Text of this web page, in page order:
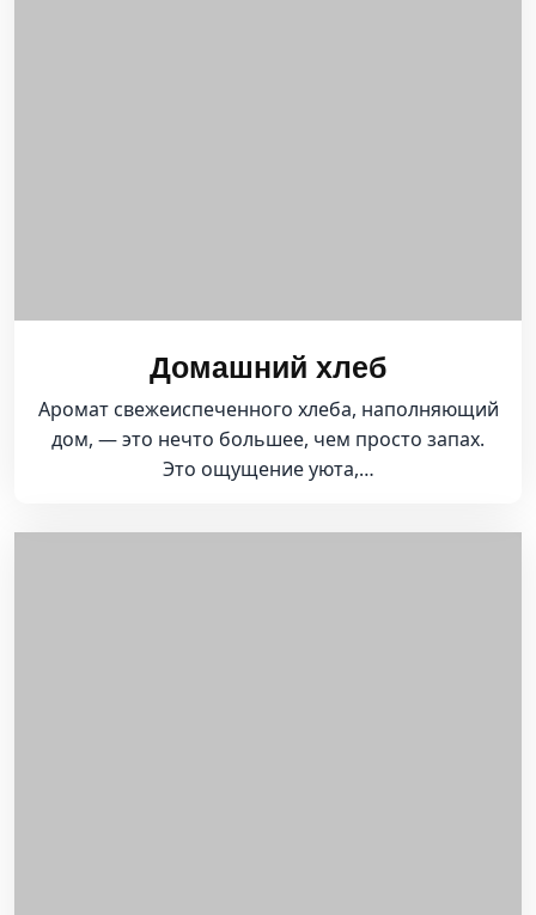
Домашний хлеб
Аромат свежеиспеченного хлеба, наполняющий
дом, — это нечто большее, чем просто запах.
Это ощущение уюта,…